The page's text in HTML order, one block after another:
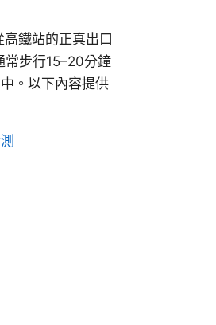
鐵站的正真出口
常步行15–20分鐘
。以下內容提供